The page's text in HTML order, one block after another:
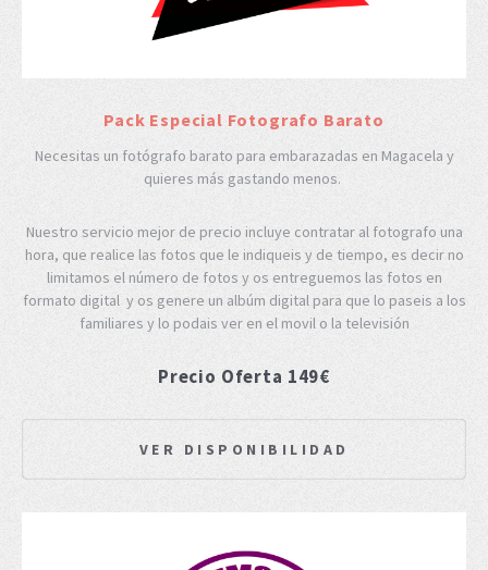
Pack Especial Fotografo Barato
Necesitas un fotógrafo barato para embarazadas en Magacela y
quieres más gastando menos.
Nuestro servicio mejor de precio incluye contratar al fotografo una
hora, que realice las fotos que le indiqueis y de tiempo, es decir no
limitamos el número de fotos y os entreguemos las fotos en
formato digital y os genere un albúm digital para que lo paseis a los
familiares y lo podais ver en el movil o la televisión
Precio Oferta 149€
VER DISPONIBILIDAD